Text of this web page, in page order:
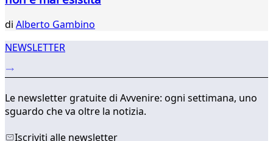
di Alberto Gambino
NEWSLETTER
Le newsletter gratuite di Avvenire: ogni settimana, uno
sguardo che va oltre la notizia.
Iscriviti alle newsletter